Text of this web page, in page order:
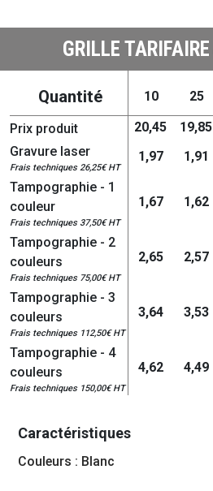
GRILLE TARIFAIRE
Quantité 10 25
Prix produit 20,45 19,85
Gravure laser
Frais techniques 26,25€ HT
1,97 1,91
Tampographie - 1
couleur
Frais techniques 37,50€ HT
1,67 1,62
Tampographie - 2
couleurs
Frais techniques 75,00€ HT
2,65 2,57
Tampographie - 3
couleurs
Frais techniques 112,50€ HT
3,64 3,53
Tampographie - 4
couleurs
Frais techniques 150,00€ HT
4,62 4,49
Caractéristiques
Couleurs : Blanc